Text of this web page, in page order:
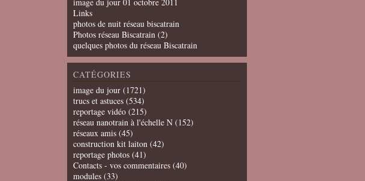
Links
photos de nuit réseau biscatrain
Photos réseau Biscatrain (2)
quelques photos du réseau Biscatrain
CATÉGORIES
image du jour (1721)
trucs et astuces (534)
reportage vidéo (215)
réseau nanotrain à l'échelle N (152)
réseaux amis (45)
construction kit laiton (42)
reportage photos (41)
Contacts - vos commentaires (40)
modules (33)